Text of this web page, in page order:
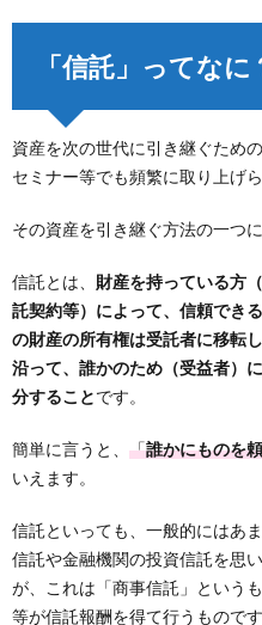
「信託」ってなに
資産を次の世代に引き継ぐため
セミナー等でも頻繁に取り上げ
その資産を引き継ぐ方法の一つ
信託とは、 財産を持っている方
託契約等）によって、信頼でき
の財産の所有権は受託者に移転
沿って、誰かのため（受益者）
分することです。
簡単に言うと、 「誰かにものを
いえます。
信託といっても、一般的にはあ
信託や金融機関の投資信託を思
が、これは「商事信託」という
等が信託報酬を得て行うものです